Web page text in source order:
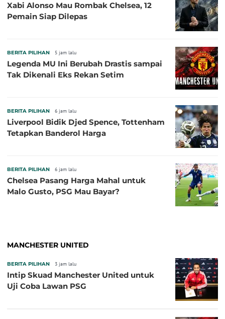
Xabi Alonso Mau Rombak Chelsea, 12
Pemain Siap Dilepas
BERITA PILIHAN 5 jam lalu
Legenda MU Ini Berubah Drastis sampai
Tak Dikenali Eks Rekan Setim
BERITA PILIHAN 6 jam lalu
Liverpool Bidik Djed Spence, Tottenham
Tetapkan Banderol Harga
BERITA PILIHAN 6 jam lalu
Chelsea Pasang Harga Mahal untuk
Malo Gusto, PSG Mau Bayar?
MANCHESTER UNITED
BERITA PILIHAN 3 jam lalu
Intip Skuad Manchester United untuk
Uji Coba Lawan PSG